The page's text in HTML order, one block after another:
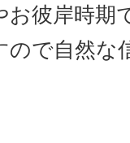
お彼岸時期
で自然な